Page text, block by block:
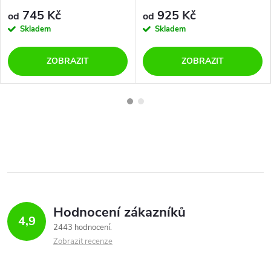
od 745 Kč
Skladem
ZOBRAZIT
od 925 Kč
Skladem
ZOBRAZIT
4,9 Hodnocení zákazníků
2443 hodnocení
Zobrazit recenze